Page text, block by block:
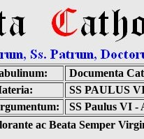
Documenta
SS PAULUS
SS Paulus VI -
ac Beata Semper